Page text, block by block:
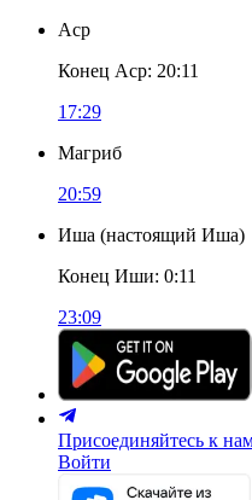
Аср
Конец Аср: 20:11
17:29
Магриб
20:59
Иша (настоящий Иша)
Конец Иши: 0:11
23:09
Присоединяйтесь к
Войти